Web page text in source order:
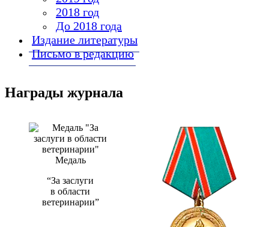
2018 год
До 2018 года
Издание литературы
Письмо в редакцию
Награды журнала
Медаль
“За заслуги
в области
ветеринарии”